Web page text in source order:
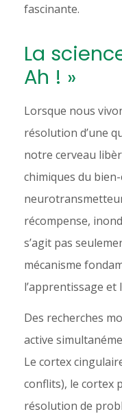
fascinante.
La
Ah ! »
Lorsque nous
résolution d’une
notre cerveau
chimiques du
récompense,
s’agit pas
mécanisme
l’apprentissage
Des recherches
active
Le cortex
conflits), le cortex
résolution de